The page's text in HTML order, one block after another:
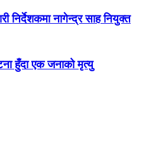
निर्देशकमा नागेन्द्र साह नियुक्त
हुँदा एक जनाको मृत्यु